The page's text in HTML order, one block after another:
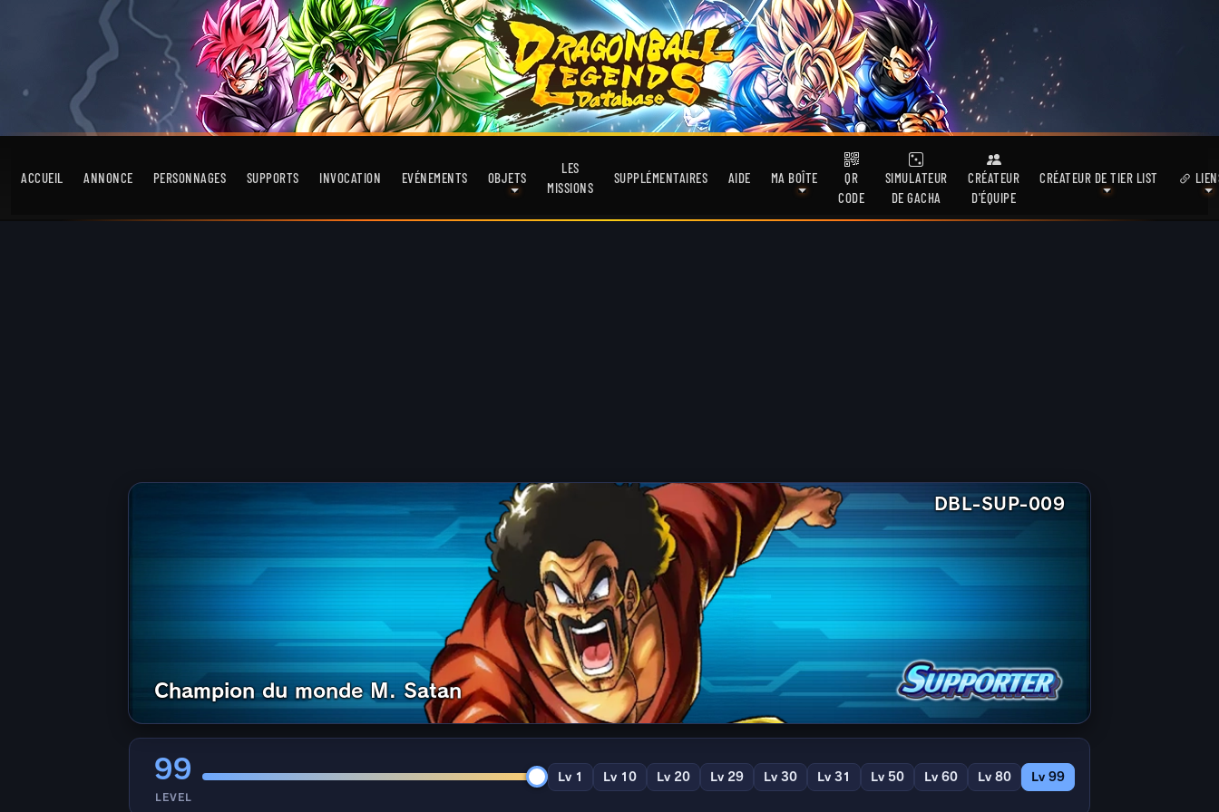
ACCUEIL ANNONCE PERSONNAGES SUPPORTS INVOCATION EVÉNEMENTS OBJETS
LES
MISSIONS
SUPPLÉMENTAIRES AIDE MA BOÎTE
QR
CODE
SIMULATEUR
DE GACHA
CRÉATEUR
D'ÉQUIPE
CRÉATEUR DE TIER LIST
Champion du monde M. Satan
DBL-SUP-009
99
LEVEL
Lv 1 Lv 10 Lv 20 Lv 29 Lv 30 Lv 31 Lv 50 Lv 60 Lv 80 Lv 99